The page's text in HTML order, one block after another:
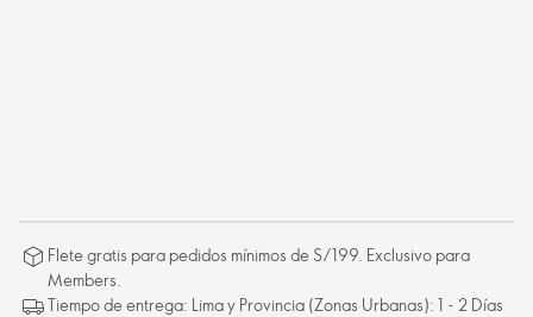
Flete gratis para pedidos mínimos de S/199. Exclusivo para
Members.
Tiempo de entrega: Lima y Provincia (Zonas Urbanas): 1 - 2 Días